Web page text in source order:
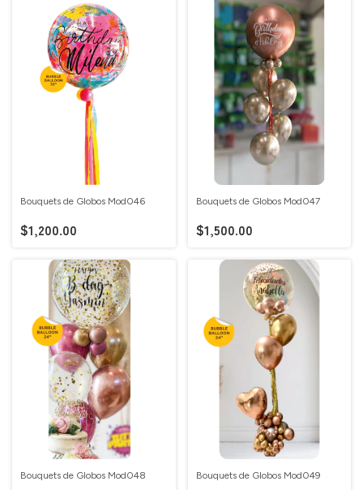
Bouquets de Globos Mod046
$1,200.00
Bouquets de Globos Mod047
$1,500.00
Bouquets de Globos Mod048 Bouquets de Globos Mod049